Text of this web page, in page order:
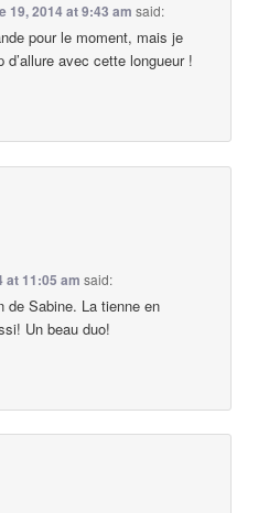
19, 2014 at 9:43 am said:
pour le moment, mais je
d’allure avec cette longueur !
at 11:05 am said:
de Sabine. La tienne en
Un beau duo!